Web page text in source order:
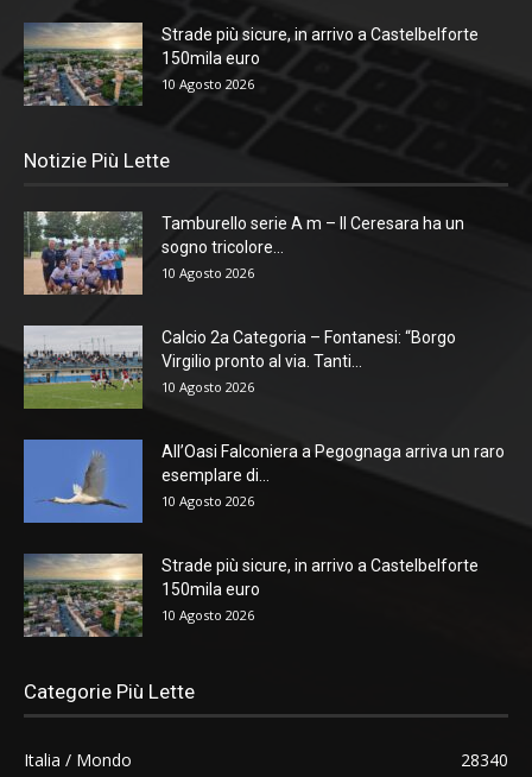
Strade più sicure, in arrivo a Castelbelforte
150mila euro
10 Agosto 2026
Notizie Più Lette
Tamburello serie A m – Il Ceresara ha un
sogno tricolore...
10 Agosto 2026
Calcio 2a Categoria – Fontanesi: “Borgo
Virgilio pronto al via. Tanti...
10 Agosto 2026
All’Oasi Falconiera a Pegognaga arriva un raro
esemplare di...
10 Agosto 2026
Strade più sicure, in arrivo a Castelbelforte
150mila euro
10 Agosto 2026
Categorie Più Lette
Italia / Mondo
28340